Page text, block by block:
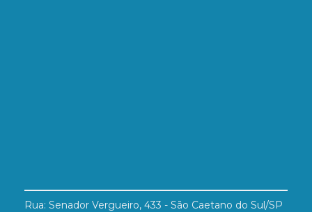
Rua: Senador Vergueiro, 433 - São Caetano do Sul/SP